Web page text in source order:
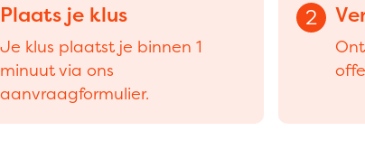
Plaats je klus
Je klus plaatst je binnen 1
minuut via ons
aanvraagformulier.
2